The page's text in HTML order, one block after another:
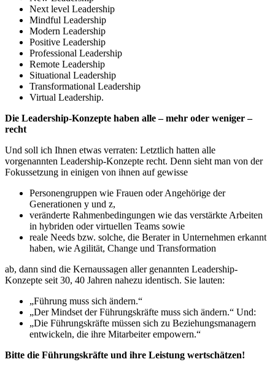
Next level Leadership
Mindful Leadership
Modern Leadership
Positive Leadership
Professional Leadership
Remote Leadership
Situational Leadership
Transformational Leadership
Virtual Leadership.
Die Leadership-Konzepte haben alle – mehr oder weniger –
recht
Und soll ich Ihnen etwas verraten: Letztlich hatten alle
vorgenannten Leadership-Konzepte recht. Denn sieht man von der
Fokussetzung in einigen von ihnen auf gewisse
Personengruppen wie Frauen oder Angehörige der
Generationen y und z,
veränderte Rahmenbedingungen wie das verstärkte Arbeiten
in hybriden oder virtuellen Teams sowie
reale Needs bzw. solche, die Berater in Unternehmen erkannt
haben, wie Agilität, Change und Transformation
ab, dann sind die Kernaussagen aller genannten Leadership-
Konzepte seit 30, 40 Jahren nahezu identisch. Sie lauten:
„Führung muss sich ändern.“
„Der Mindset der Führungskräfte muss sich ändern.“ Und:
„Die Führungskräfte müssen sich zu Beziehungsmanagern
entwickeln, die ihre Mitarbeiter empowern.“
Bitte die Führungskräfte und ihre Leistung wertschätzen!